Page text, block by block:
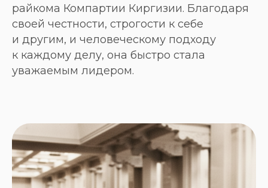
райкома Компартии Киргизии. Благодаря
своей честности, строгости к себе
и другим, и человеческому подходу
к каждому делу, она быстро стала
уважаемым лидером.